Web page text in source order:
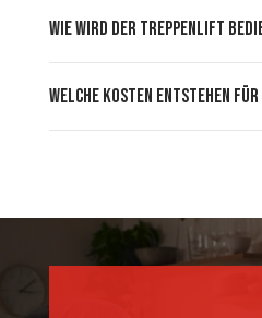
Wie wird der Treppenlift
Welche Kosten entstehen für